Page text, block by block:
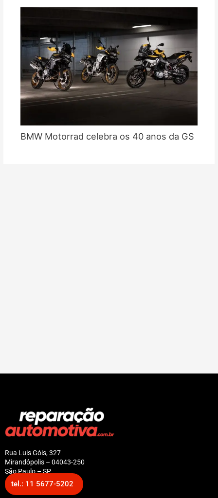
BMW Motorrad celebra os 40 anos da GS
Rua Luis Góis, 327
Mirandópolis – 04043-250
São Paulo – SP
tel.: 11 5677-5202